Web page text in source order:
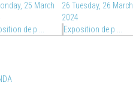
25 March
de p ...
26 Tuesday, 26 March
2024
Exposition de p ...